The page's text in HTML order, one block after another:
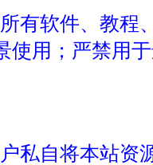
有软件、教程
使用；严禁用
私自将本站资